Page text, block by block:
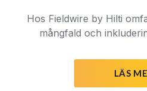
Hos Fieldwire by Hilti
mångfald och
LÄS